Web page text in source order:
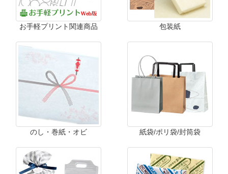
お手軽プリント関連商品 包装紙
のし・巻紙・オビ 紙袋/ポリ袋/封筒袋